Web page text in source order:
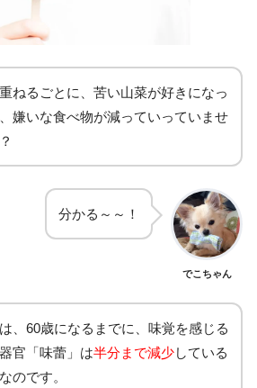
ねるごとに、苦い山菜が好きになっ
嫌いな食べ物が減っていっていませ
分かる～～！
でこちゃん
、60歳になるまでに、味覚を感じる
官「味蕾」は半分まで減少している
のです。